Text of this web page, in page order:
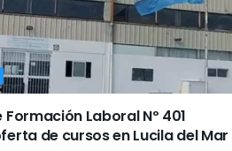
Formación Laboral Nº 401
de cursos en Lucila del Mar